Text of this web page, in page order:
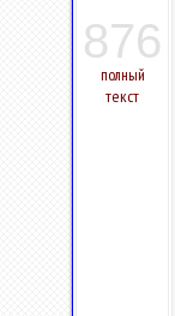
876
полный
текст